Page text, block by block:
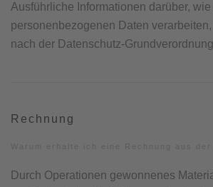
Ausführliche Informationen darüber, wie
personenbezogenen Daten
nach der Datenschutz-
Rechnung
Durch Operationen gewonnenes